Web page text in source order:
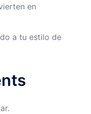
en
a tu estilo de